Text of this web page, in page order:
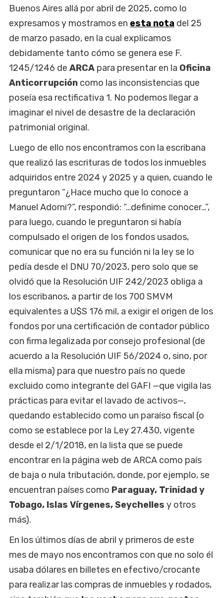
Buenos Aires allá por abril de 2025, como lo
expresamos y mostramos en esta nota del 25
de marzo pasado, en la cual explicamos
debidamente tanto cómo se genera ese F.
1245/1246 de ARCA para presentar en la Oficina
Anticorrupción como las inconsistencias que
poseía esa rectificativa 1. No podemos llegar a
imaginar el nivel de desastre de la declaración
patrimonial original.
Luego de ello nos encontramos con la escribana
que realizó las escrituras de todos los inmuebles
adquiridos entre 2024 y 2025 y a quien, cuando le
preguntaron “¿Hace mucho que lo conoce a
Manuel Adorni?”, respondió: “…definime conocer…”,
para luego, cuando le preguntaron si había
compulsado el origen de los fondos usados,
comunicar que no era su función ni la ley se lo
pedía desde el DNU 70/2023, pero solo que se
olvidó que la Resolución UIF 242/2023 obliga a
los escribanos, a partir de los 700 SMVM
equivalentes a U$S 176 mil, a exigir el origen de los
fondos por una certificación de contador público
con firma legalizada por consejo profesional (de
acuerdo a la Resolución UIF 56/2024 o, sino, por
ella misma) para que nuestro país no quede
excluido como integrante del GAFI —que vigila las
prácticas para evitar el lavado de activos—,
quedando establecido como un paraíso fiscal (o
como se establece por la Ley 27.430, vigente
desde el 2/1/2018, en la lista que se puede
encontrar en la página web de ARCA como país
de baja o nula tributación, donde, por ejemplo, se
encuentran países como Paraguay, Trinidad y
Tobago, Islas Vírgenes, Seychelles y otros
más).
En los últimos días de abril y primeros de este
mes de mayo nos encontramos con que no solo él
usaba dólares en billetes en efectivo/crocante
para realizar las compras de inmuebles y rodados,